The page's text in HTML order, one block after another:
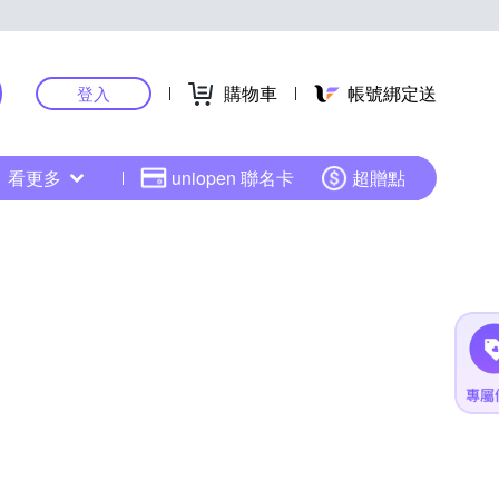
登入 購物車 帳號綁定送
看更多 uniopen 聯名卡 超贈點